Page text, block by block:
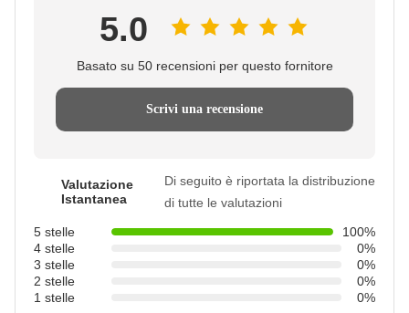
5.0
Basato su 50 recensioni per questo fornitore
Scrivi una recensione
Valutazione
Istantanea
Di seguito è riportata la distribuzione
di tutte le valutazioni
5 stelle
100%
4 stelle
0%
3 stelle
0%
2 stelle
0%
1 stelle
0%